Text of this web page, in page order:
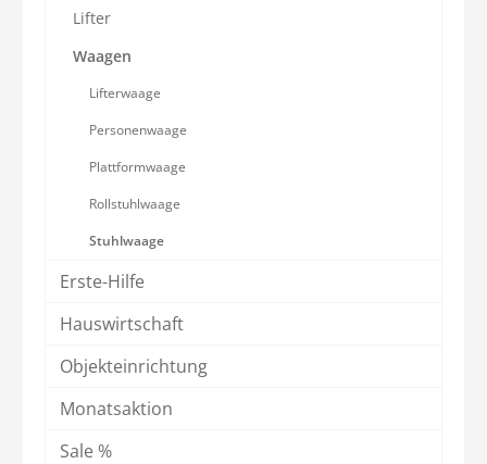
Lifter
Waagen
Lifterwaage
Personenwaage
Plattformwaage
Rollstuhlwaage
Stuhlwaage
Erste-Hilfe
Hauswirtschaft
Objekteinrichtung
Monatsaktion
Sale %